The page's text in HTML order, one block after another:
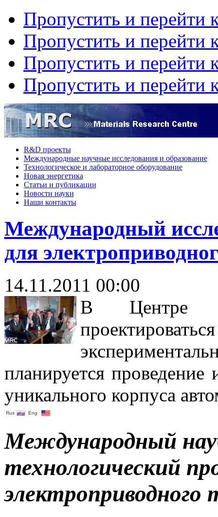
Пропустить и перейти
Пропустить и перейти
Пропустить и перейти
Пропустить и перейти
R&D проекты
Международные научные исследования и образование
Технологическое и лабораторное оборудование
Hовая энергетика
Статьи и публикации
Новости науки
Наши контакты
Международный
для
14.11.2011 00:00
В Центре
планируется
уникального корпуса
Rus Eng
Международный
технологический